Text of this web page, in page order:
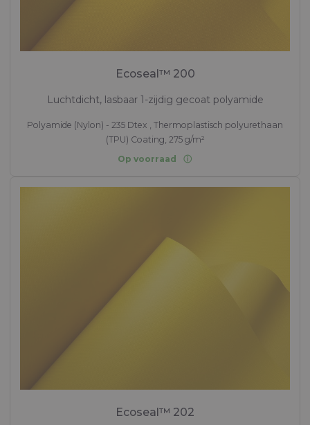
Ecoseal™ 200
Luchtdicht, lasbaar 1-zijdig gecoat polyamide
Polyamide (Nylon) - 235 Dtex , Thermoplastisch polyurethaan
(TPU) Coating, 275 g/m²
Op voorraad
Ecoseal™ 202